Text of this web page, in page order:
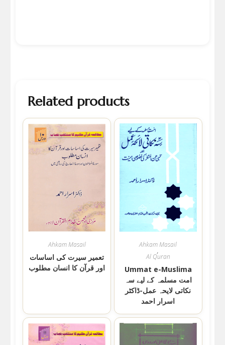
Related products
Ahkam Masail
تعمیر سیرت کی اساسات
اور قرآن کا انسان مطلوب
Ahkam Masail
,
Al Quran
Ummat e-Muslima
امت مسلمہ کے لیے سہ
نکاتی لایحہ عمل-ڈاکٹر
اسرار احمد